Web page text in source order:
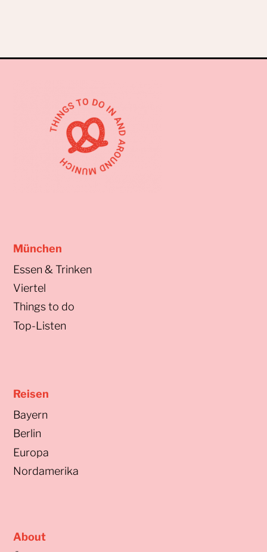
München
Essen & Trinken
Viertel
Things to do
Top-Listen
Reisen
Bayern
Berlin
Europa
Nordamerika
About